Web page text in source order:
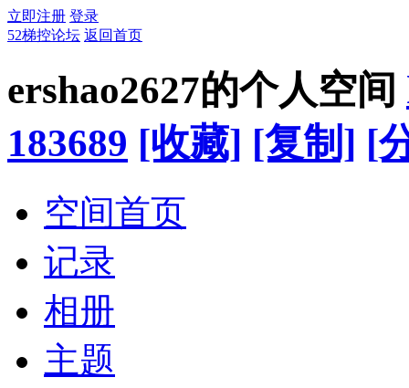
立即注册 登录
52梯控论坛 返回首页
ershao2627的个人空间
183689 [收藏] [复制] [
空间首页
记录
相册
主题